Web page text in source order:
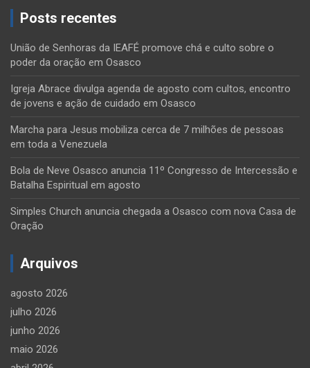
Posts recentes
União de Senhoras da IEAFÉ promove chá e culto sobre o
poder da oração em Osasco
Igreja Abrace divulga agenda de agosto com cultos, encontro
de jovens e ação de cuidado em Osasco
Marcha para Jesus mobiliza cerca de 7 milhões de pessoas
em toda a Venezuela
Bola de Neve Osasco anuncia 11º Congresso de Intercessão e
Batalha Espiritual em agosto
Simples Church anuncia chegada a Osasco com nova Casa de
Oração
Arquivos
agosto 2026
julho 2026
junho 2026
maio 2026